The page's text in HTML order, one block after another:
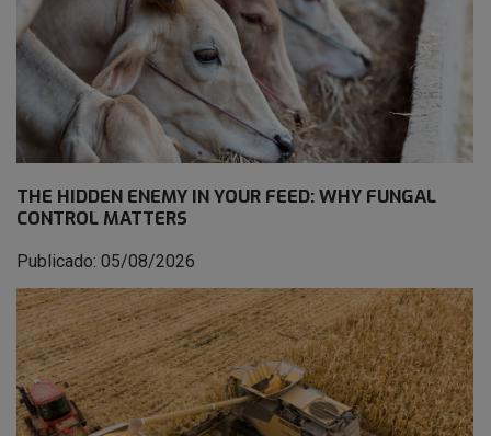
THE HIDDEN ENEMY IN YOUR FEED: WHY FUNGAL
CONTROL MATTERS
Publicado: 05/08/2026